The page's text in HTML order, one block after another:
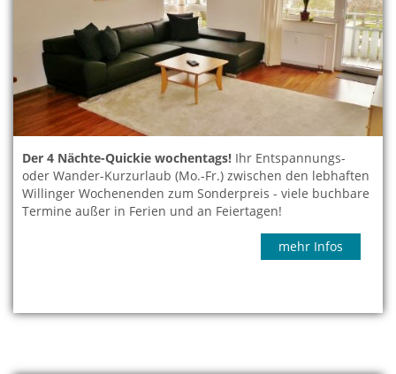
Der 4 Nächte-Quickie wochentags! Ihr Entspannungs-
oder Wander-Kurzurlaub (Mo.-Fr.) zwischen den lebhaften
Willinger Wochenenden zum Sonderpreis - viele buchbare
Termine außer in Ferien und an Feiertagen!
mehr Infos